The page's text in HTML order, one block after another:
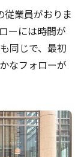
従業員がおりま
ーには時間が
同じで、最初
なフォローが